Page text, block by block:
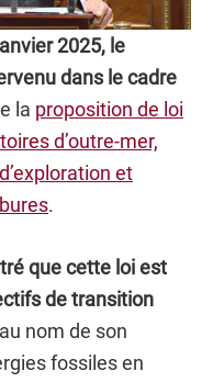
2025, le
dans le cadre
la proposition de loi
d’outre-mer,
et
.
que cette loi est
de transition
nom de son
fossiles en